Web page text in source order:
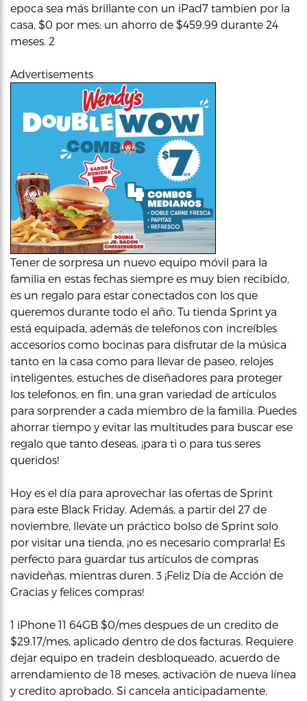
epoca sea más brillante con un iPad7 tambien por la
casa, $0 por mes: un ahorro de $459.99 durante 24
meses. 2
Advertisements
Tener de sorpresa un nuevo equipo móvil para la
familia en estas fechas siempre es muy bien recibido,
es un regalo para estar conectados con los que
queremos durante todo el año. Tu tienda Sprint ya
está equipada, además de telefonos con increíbles
accesorios como bocinas para disfrutar de la música
tanto en la casa como para llevar de paseo, relojes
inteligentes, estuches de diseñadores para proteger
los telefonos, en fin, una gran variedad de artículos
para sorprender a cada miembro de la familia. Puedes
ahorrar tiempo y evitar las multitudes para buscar ese
regalo que tanto deseas, ¡para ti o para tus seres
queridos!
Hoy es el día para aprovechar las ofertas de Sprint
para este Black Friday. Además, a partir del 27 de
noviembre, llevate un práctico bolso de Sprint solo
por visitar una tienda, ¡no es necesario comprarla! Es
perfecto para guardar tus artículos de compras
navideñas, mientras duren. 3 ¡Feliz Día de Acción de
Gracias y felices compras!
1 iPhone 11 64GB $0/mes despues de un credito de
$29.17/mes, aplicado dentro de dos facturas. Requiere
dejar equipo en tradein desbloqueado, acuerdo de
arrendamiento de 18 meses, activación de nueva línea
y credito aprobado. Si cancela anticipadamente,